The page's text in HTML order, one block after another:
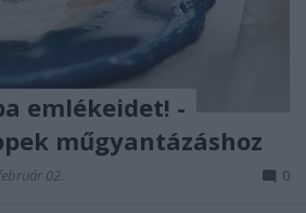
emlékeidet! -
műgyantázáshoz
02. 0